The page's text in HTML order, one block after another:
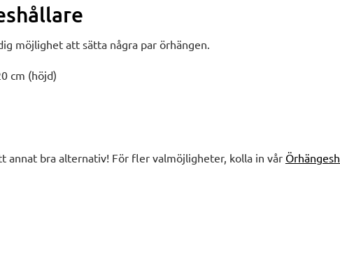
möjlighet att sätta några par örhängen.
cm (höjd)
annat bra alternativ! För fler valmöjligheter, kolla in vår